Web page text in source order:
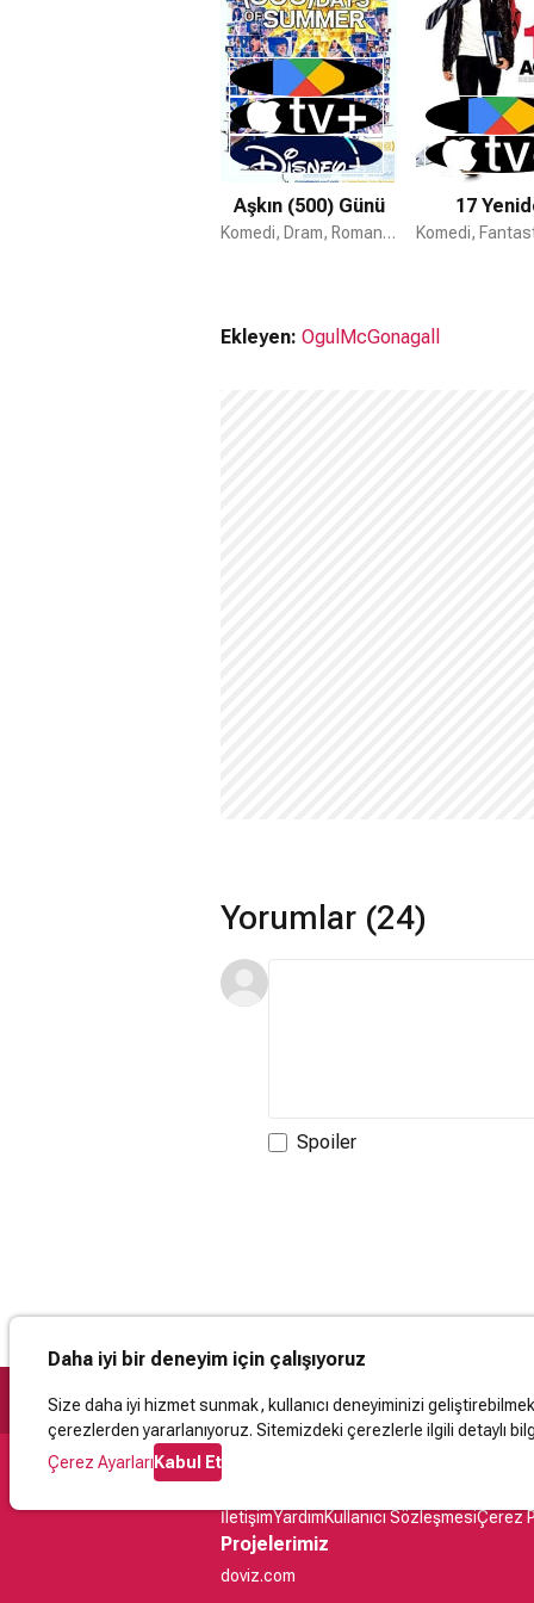
Aşkın (500) Günü
Komedi, Dram, Romantik
17
Ekleyen: OgulMcGonagall
Yorumlar (24)
Spoiler
Daha iyi bir deneyim için çalışıyoruz
Size daha iyi hizmet sunmak, kullanıcı deneyiminizi
çerezlerden yararlanıyoruz. Sitemizdeki çerezlerle ilgili detaylı
Çerez AyarlarıKabul Et
Destek
İletişimYardımKullanıcı SözleşmesiÇerez
Projelerimiz
doviz.com